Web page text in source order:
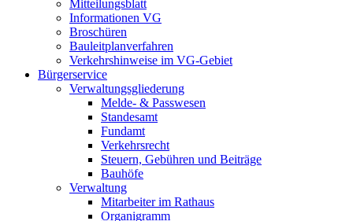
Mitteilungsblatt
Informationen VG
Broschüren
Bauleitplanverfahren
Verkehrshinweise im VG-Gebiet
Bürgerservice
Verwaltungsgliederung
Melde- & Passwesen
Standesamt
Fundamt
Verkehrsrecht
Steuern, Gebühren und Beiträge
Bauhöfe
Verwaltung
Mitarbeiter im Rathaus
Organigramm